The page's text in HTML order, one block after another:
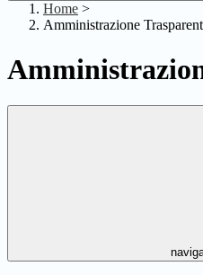
Home >
Amministrazione